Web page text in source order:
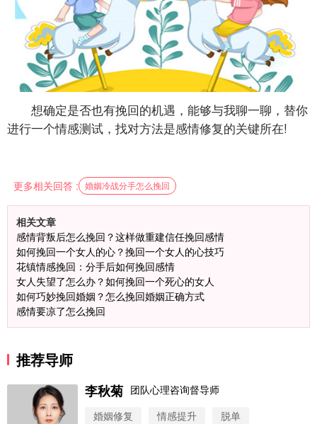
想确定是否也有挽回的机遇，能够与我聊一聊，替你
进行一个情感测试，找对方法是感情修复的关键所在!
更多相关回答 : 婚姻冷战分手怎么挽回
相关文章
感情背叛后怎么挽回？这样做重建信任挽回感情
如何挽回一个女人的心？挽回一个女人的心技巧
花镇情感挽回：分手后如何挽回感情
女人失望了怎么办？如何挽回一个死心的女人
如何巧妙挽回婚姻？怎么挽回婚姻正确方式
感情要凉了怎么挽回
推荐导师
李秋菊 团队心理咨询督导师
婚姻修复
情感提升 脱单